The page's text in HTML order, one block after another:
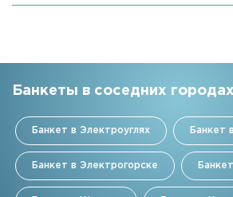
Банкеты в соседних городах
Банкет в Электроуглях Банкет
Банкет в Электрогорске